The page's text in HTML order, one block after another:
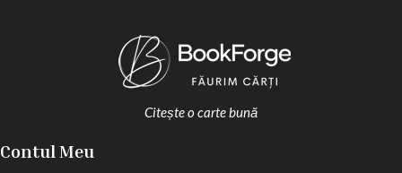
Citește o carte bună
Contul Meu